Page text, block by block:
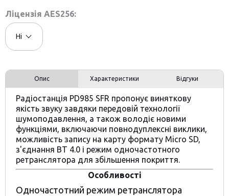
Ліцензія AES256:
Ні
Опис Характеристики Відгуки
Радіостанція PD985 SFR пропонує виняткову
якість звуку завдяки передовій технології
шумоподавлення, а також володіє новими
функціями, включаючи повнодуплексні виклики,
можливість запису на карту формату Micro SD,
з'єднання BT 4.0 і режим одночастотного
ретранслятора для збільшення покриття.
Особливості
Одночастотний режим ретранслятора